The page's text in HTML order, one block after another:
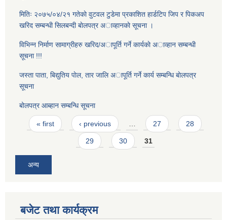
मितिः २०७५/०४/२१ गतेकाे वुटवल टुडेमा प्रकाशित हार्डटिप जिप र पिकअप
खरिद सम्बन्धी सिलबन्दी बाेलपत्र अाव्हानकाे सूचना ।
विभिन्न निर्माण सामाग्रीहरु खरिद/अापूर्ति गर्ने कार्यकाे अाव्हान सम्बन्धी
सूचना !!!
जस्ता पाता, बिद्युतिय पाेल, तार जालि अापूर्ति गर्ने कार्य सम्बन्धि बाेलपत्र
सूचना
बोलपत्र आब्हान सम्बन्धि सूचना
Pages
« first ‹ previous … 27 28
29 30 31
अन्य
बजेट तथा कार्यक्रम